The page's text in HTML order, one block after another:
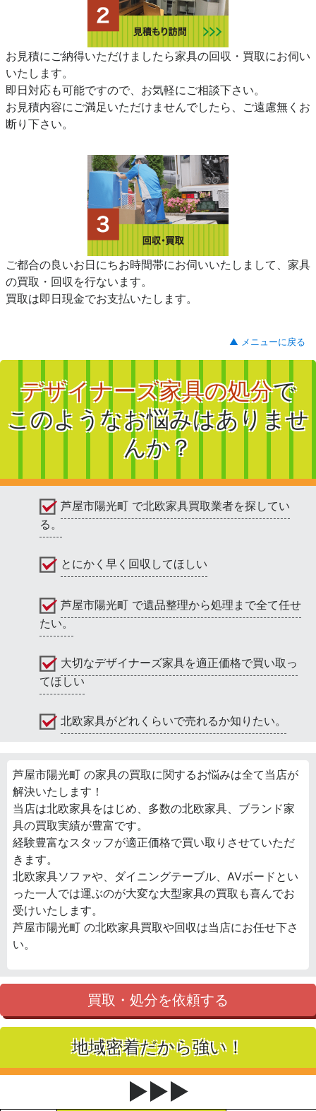
お見積にご納得いただけましたら家具の回収・買取にお伺い
いたします。
即日対応も可能ですので、お気軽にご相談下さい。
お見積内容にご満足いただけませんでしたら、ご遠慮無くお
断り下さい。
ご都合の良いお日にちお時間帯にお伺いいたしまして、家具
の買取・回収を行ないます。
買取は即日現金でお支払いたします。
▲ メニューに戻る
デザイナーズ家具の処分で
このようなお悩みはありませ
んか？
芦屋市陽光町 で北欧家具買取業者を探してい
る。
とにかく早く回収してほしい
芦屋市陽光町 で遺品整理から処理まで全て任せ
たい。
大切なデザイナーズ家具を適正価格で買い取っ
てほしい
北欧家具がどれくらいで売れるか知りたい。
芦屋市陽光町 の家具の買取に関するお悩みは全て当店が
解決いたします！
当店は北欧家具をはじめ、多数の北欧家具、ブランド家
具の買取実績が豊富です。
経験豊富なスタッフが適正価格で買い取りさせていただ
きます。
北欧家具ソファや、ダイニングテーブル、AVボードとい
った一人では運ぶのが大変な大型家具の買取も喜んでお
受けいたします。
芦屋市陽光町 の北欧家具買取や回収は当店にお任せ下さ
い。
買取・処分を依頼する
地域密着だから強い！
▶▶▶